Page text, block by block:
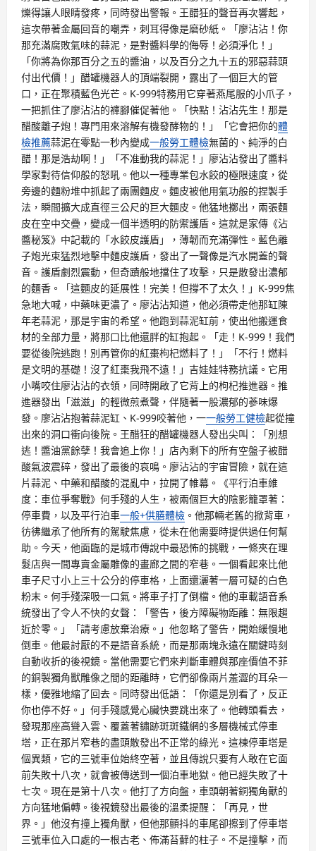
爍得讓人眼睛發疼，同時發出警報。王醋狂的聲音再次響起，
這次帶著金屬回音的嘲弄，刺耳得像是磨砂紙。「廖沾沾！你
那充滿腐敗氣味的蒜泥，是對醬料學的侮辱！必須淨化！」
「你將為你那百分之五的醬油，以及百分之九十五的邪惡蒜頭
付出代價！」醋罐機器人的頂端裂開，露出了一個巨大的管
口，正在聚積藍色光芒。K-999特務用它穿著燕尾服的小爪子，
一把抓住了廖沾沾的褲腳催促著他。「快點！沾沾先生！那是
醋酸離子炮！專門用來溶解有機發酵物的！」「它會把你的體
檢推薦蒜泥在零點一秒內變成一般勞工體檢無菌的、純淨的白
醋！那是浩劫啊！」「不准動我的蒜泥！」廖沾沾發出了醬料
學家對待信仰般的怒吼。他以一種專業包水餃的極限速度，從
旁邊的麵粉堆中抓起了兩團麵皮。麵皮被他用氣功般的捏製手
法，瞬間擴大成直徑三公尺的巨大麵皮。他猛地擲出，兩張麵
皮在空中交疊，變成一個半透明的防禦護盾。這就是家傳《沾
醬秘笈》中記載的「水餃皮護盾」，薄韌而充滿彈性。藍色離
子炮光束猛烈地擊中麵皮護盾，發出了一聲像是汽水開蓋的聲
音。護盾劇烈震動，但奇蹟般地擋住了攻擊，只是散發出濃郁
的麵香。「這麵皮的延展性！完美！但撐不了太久！」K-999焦
急地大喊，中藥味更濃了。廖沾沾知道，他必須帶走他那缸陳
年老蒜泥，那是宇宙的希望。他跑到蒜泥缸前，使出他搬運食
材的全部力量，將那口比他還胖的缸抱起。「走！K-999！我們
要從後院逃跑！別再管你的紅棗枸杞燃料了！」「不行！燃料
是文明的基礎！沒了紅棗我飛不遠！」吉娃娃特務抗議。它用
小嘴咬住廖沾沾的衣領，同時開啟了它背上的枸杞推進器。推
進器發出「滋滋」的輕微煎煮聲，伴隨著一股濃郁的蔘味爆
發。廖沾沾抱著蒜泥缸、K-999咬著他，一一般勞工健檢起從撞
出來的洞口衝向後院。王醋狂的醋罐機器人發出尖叫：「別想
逃！醬油黨餘孽！我會追上你！」店內剩下的所有空盤子被醋
酸氣波震碎，發出了最後的哀鳴。廖沾沾的宇宙冒險，就在這
片蒜泥、中藥和醋酸的混亂中，拉開了帷幕。《平行泊車維
度：車位爭奪戰》何手殘的人生，被兩個巨大的陰影籠罩著：
停車費，以及平行泊車一般+供膳體檢 。他那輛老舊的掀背車，
彷彿繼承了他所有的駕駛焦慮，從未在他需要時提供過任何幫
助。今天，他面臨的是城市傳說中最恐怖的挑戰，一條夾在理
髮店與一間專賣金屬雕像的畫廊之間的窄巷。一個看起來比他
車子尺寸小上三十公分的停車格，上面還灑著一層可疑的白色
粉末。何手殘深吸一口氣。將車子打了倒檔。他的車載語音系
統發出了令人不快的女聲：「警告，後方障礙物距離：無限趨
近於零。」「請考慮放棄治療。」他忽略了警告，開始緩慢地
倒車。他最討厭的不是語音系統，而是那兩塊永遠在關鍵時刻
自動收折的後視鏡。當他需要它們來判斷車體與那座價值不菲
的銅製獨角獸雕像之間的距離時，它們卻像兩片羞澀的耳朵一
樣，優雅地縮了回去。同時發出低語：「你還是別看了，反正
你也停不好。」何手殘感覺心臟快要跳出來了。他轉頭看去，
發現那座高聳入雲、覆蓋著鏽跡斑斑鐵網的多層機械式停車
塔，正在那片窄巷的盡頭散發出不正常的綠光。這棟停車塔是
個異類，它的三號車位始終空著，並且傳說只要有人敢在它面
前失敗十八次，就會被傳送到一個泊車地獄。他已經失敗了十
七次。現在是第十八次。他打了方向盤，車頭朝著銅獨角獸的
方向猛地偏轉。後視鏡發出最後的溫柔提醒：「再見，世
界。」他沒有撞上獨角獸，但他那顫抖的車尾卻擦到了停車塔
三號車位入口處的一根古老、佈滿苔蘚的柱子。不是撞擊，而